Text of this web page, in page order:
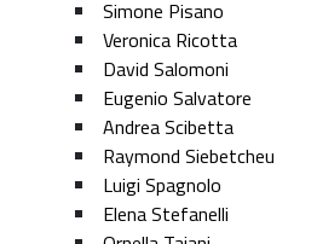
Simone Pisano
Veronica Ricotta
David Salomoni
Eugenio Salvatore
Andrea Scibetta
Raymond Siebetcheu
Luigi Spagnolo
Elena Stefanelli